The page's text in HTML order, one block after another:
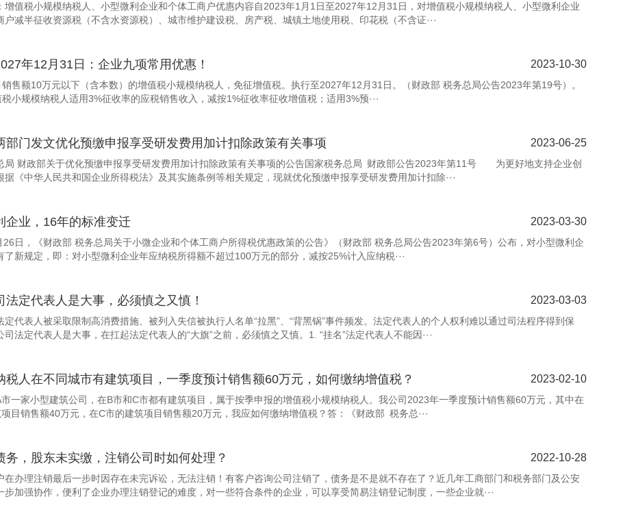
增值税小规模纳税人、小型微利企业和个体工商户优惠内容自2023年1月1日至2027年12月31日，对增值税小规模纳税人、小型微利企业
户减半征收资源税（不含水资源税）、城市维护建设税、房产税、城镇土地使用税、印花税（不含证···
年12月31日：企业九项常用优惠！ 2023-10-30
售额10万元以下（含本数）的增值税小规模纳税人，免征增值税。执行至2027年12月31日。（财政部 税务总局公告2023年第19号）。
小规模纳税人适用3%征收率的应税销售收入，减按1%征收率征收增值税；适用3%预···
部门发文优化预缴申报享受研发费用加计扣除政策有关事项 2023-06-25
局 财政部关于优化预缴申报享受研发费用加计扣除政策有关事项的公告国家税务总局 财政部公告2023年第11号 为更好地支持企业创
据《中华人民共和国企业所得税法》及其实施条例等相关规定，现就优化预缴申报享受研发费用加计扣除···
企业，16年的标准变迁 2023-03-30
26日，《财政部 税务总局关于小微企业和个体工商户所得税优惠政策的公告》（财政部 税务总局公告2023年第6号）公布，对小型微利企
了新规定，即：对小型微利企业年应纳税所得额不超过100万元的部分，减按25%计入应纳税···
法定代表人是大事，必须慎之又慎！ 2023-03-03
定代表人被采取限制高消费措施、被列入失信被执行人名单“拉黑”、“背黑锅”事件频发。法定代表人的个人权利难以通过司法程序得到保
司法定代表人是大事，在扛起法定代表人的“大旗”之前，必须慎之又慎。1. “挂名”法定代表人不能因···
税人在不同城市有建筑项目，一季度预计销售额60万元，如何缴纳增值税？ 2023-02-10
一家小型建筑公司，在B市和C市都有建筑项目，属于按季申报的增值税小规模纳税人。我公司2023年一季度预计销售额60万元，其中在
目销售额40万元，在C市的建筑项目销售额20万元，我应如何缴纳增值税？答：《财政部 税务总···
务，股东未实缴，注销公司时如何处理？ 2022-10-28
在办理注销最后一步时因存在未完诉讼，无法注销！有客户咨询公司注销了，债务是不是就不存在了？近几年工商部门和税务部门及公安
步加强协作，便利了企业办理注销登记的难度，对一些符合条件的企业，可以享受简易注销登记制度，一些企业就···